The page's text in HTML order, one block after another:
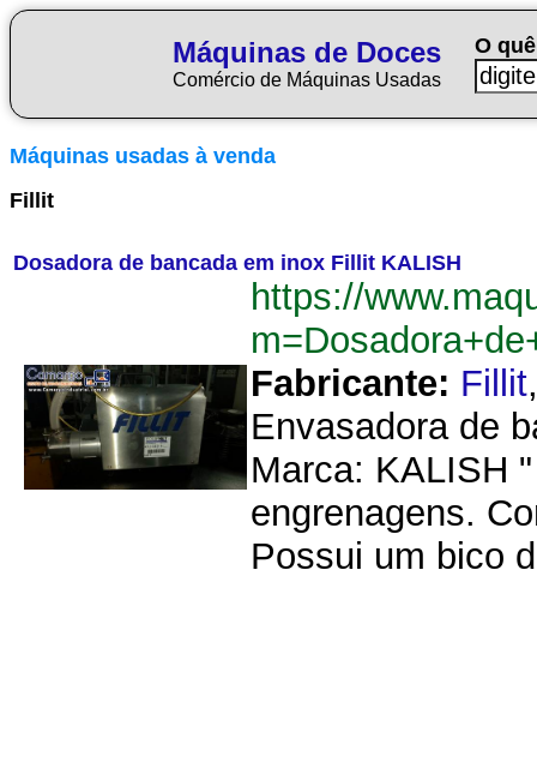
Máquinas de Doces
Comércio de Máquinas Usadas
O
Máquinas usadas à venda
Fillit
Dosadora de bancada em inox Fillit KALISH
https://
Fabricante: Fillit
Envasadora de
Marca: KALISH
engrenagens.
Possui um bico